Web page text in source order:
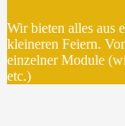
Wir bieten alles aus
kleineren Feiern.
einzelner Module
etc.)